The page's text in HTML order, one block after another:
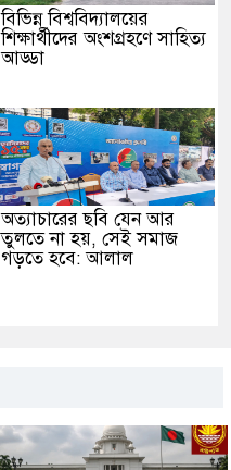
বিভিন্ন বিশ্ববিদ্যালয়ের
শিক্ষার্থীদের অংশগ্রহণে সাহিত্য
আড্ডা
অত্যাচারের ছবি যেন আর
তুলতে না হয়, সেই সমাজ
গড়তে হবে: আলাল